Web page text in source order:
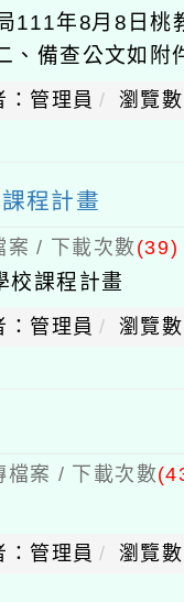
111年8月8日桃
、備查公文如附
：管理員 瀏覽
程計畫
案 / 下載次數(39)
校課程計畫
：管理員 瀏覽
檔案 / 下載次數
：管理員 瀏覽